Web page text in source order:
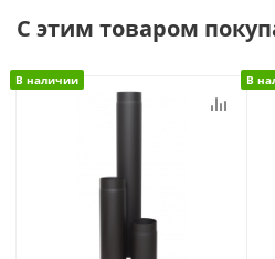
С этим товаром
В наличии В